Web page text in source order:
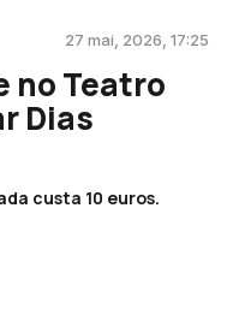
27 mai, 2026, 17:25
no Teatro
Dias
custa 10 euros.